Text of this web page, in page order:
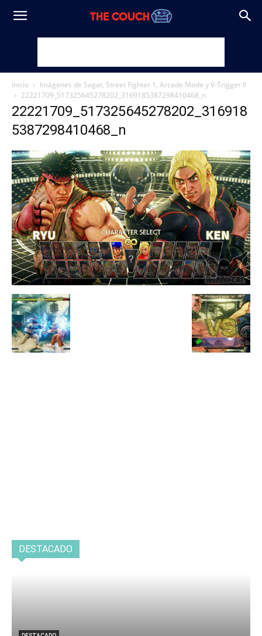
Inicio
Imágenes de Sagat, Street Fighter 1, Arcade Mode y V-Trigger II
22221709_517325645278202_3169185387298410468_n
22221709_517325645278202_316918
5387298410468_n
DESTACADO